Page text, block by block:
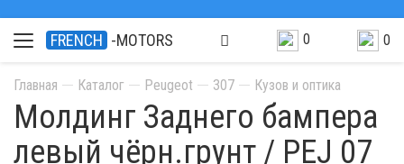
FRENCH -MOTORS 0 0
Главная Каталог Peugeot 307 Кузов и оптика
Молдинг Заднего бампера
левый чёрн.грунт / PEJ 07